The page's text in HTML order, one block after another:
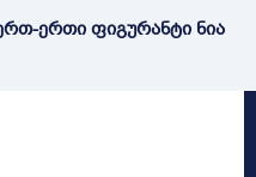
ერთი ფიგურანტი ნია